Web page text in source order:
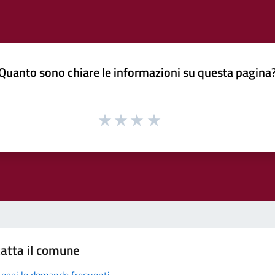
sono chiare le informazioni su questa
il comune